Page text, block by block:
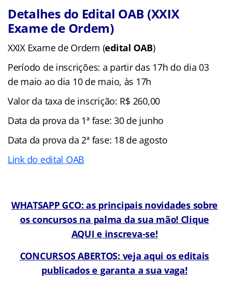
Detalhes do Edital OAB (XXIX
Exame de Ordem)
XXIX Exame de Ordem (edital OAB)
Período de inscrições: a partir das 17h do dia 03
de maio ao dia 10 de maio, às 17h
Valor da taxa de inscrição: R$ 260,00
Data da prova da 1ª fase: 30 de junho
Data da prova da 2ª fase: 18 de agosto
Link do edital OAB
WHATSAPP GCO: as principais novidades sobre
os concursos na palma da sua mão! Clique
AQUI e inscreva-se!
CONCURSOS ABERTOS: veja aqui os editais
publicados e garanta a sua vaga!